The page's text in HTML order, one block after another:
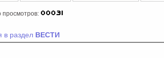
просмотров:
в раздел ВЕСТИ